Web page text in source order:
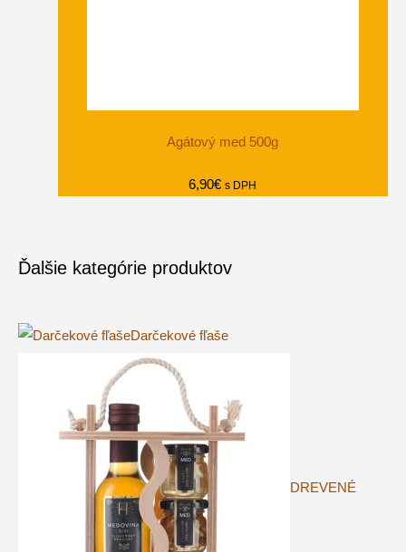
Agátový med 500g
6,90€ s DPH
Ďalšie kategórie produktov
Darčekové fľaše
DREVENÉ